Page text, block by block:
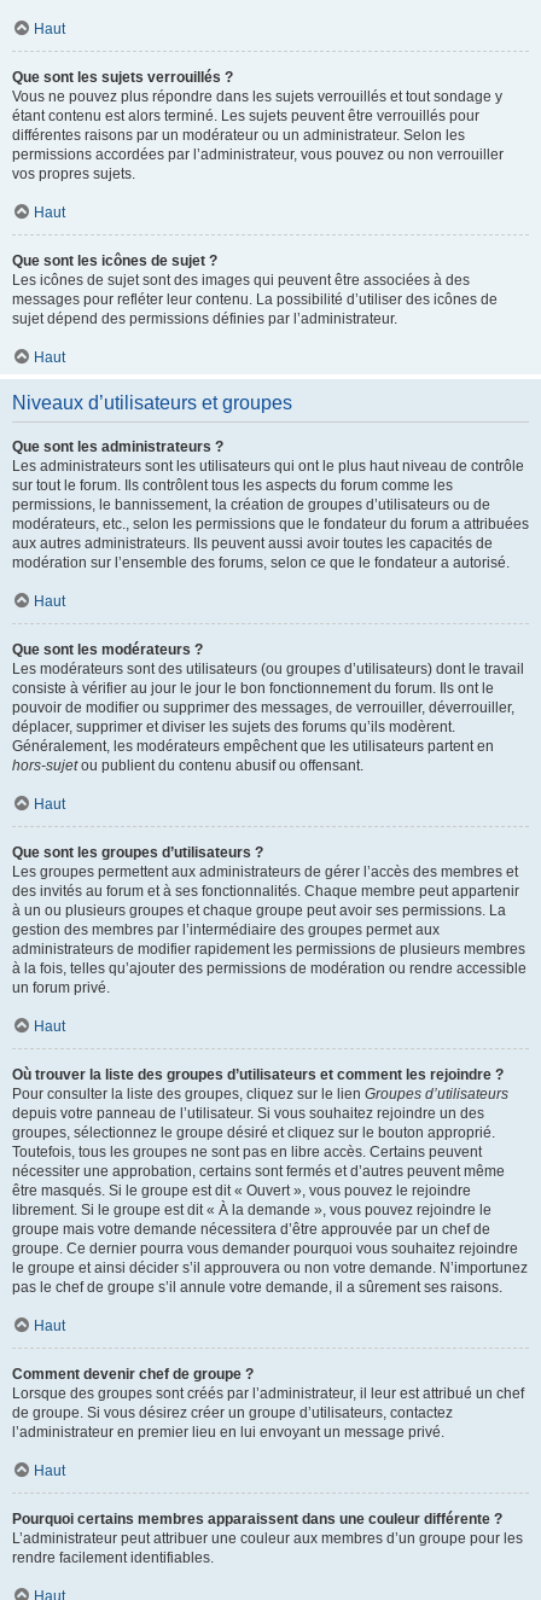
Haut
Que sont les sujets verrouillés ?
Vous ne pouvez plus répondre dans les sujets verrouillés et tout sondage y
étant contenu est alors terminé. Les sujets peuvent être verrouillés pour
différentes raisons par un modérateur ou un administrateur. Selon les
permissions accordées par l’administrateur, vous pouvez ou non verrouiller
vos propres sujets.
Haut
Que sont les icônes de sujet ?
Les icônes de sujet sont des images qui peuvent être associées à des
messages pour refléter leur contenu. La possibilité d’utiliser des icônes de
sujet dépend des permissions définies par l’administrateur.
Haut
Niveaux d’utilisateurs et groupes
Que sont les administrateurs ?
Les administrateurs sont les utilisateurs qui ont le plus haut niveau de contrôle
sur tout le forum. Ils contrôlent tous les aspects du forum comme les
permissions, le bannissement, la création de groupes d’utilisateurs ou de
modérateurs, etc., selon les permissions que le fondateur du forum a attribuées
aux autres administrateurs. Ils peuvent aussi avoir toutes les capacités de
modération sur l’ensemble des forums, selon ce que le fondateur a autorisé.
Haut
Que sont les modérateurs ?
Les modérateurs sont des utilisateurs (ou groupes d’utilisateurs) dont le travail
consiste à vérifier au jour le jour le bon fonctionnement du forum. Ils ont le
pouvoir de modifier ou supprimer des messages, de verrouiller, déverrouiller,
déplacer, supprimer et diviser les sujets des forums qu’ils modèrent.
Généralement, les modérateurs empêchent que les utilisateurs partent en
hors-sujetou publient du contenu abusif ou offensant.
Haut
Que sont les groupes d’utilisateurs ?
Les groupes permettent aux administrateurs de gérer l’accès des membres et
des invités au forum et à ses fonctionnalités. Chaque membre peut appartenir
à un ou plusieurs groupes et chaque groupe peut avoir ses permissions. La
gestion des membres par l’intermédiaire des groupes permet aux
administrateurs de modifier rapidement les permissions de plusieurs membres
à la fois, telles qu’ajouter des permissions de modération ou rendre accessible
un forum privé.
Haut
Où trouver la liste des groupes d’utilisateurs et comment les rejoindre ?
Pour consulter la liste des groupes, cliquez sur le lien Groupes d’utilisateurs
depuis votre panneau de l’utilisateur. Si vous souhaitez rejoindre un des
groupes, sélectionnez le groupe désiré et cliquez sur le bouton approprié.
Toutefois, tous les groupes ne sont pas en libre accès. Certains peuvent
nécessiter une approbation, certains sont fermés et d’autres peuvent même
être masqués. Si le groupe est dit « Ouvert », vous pouvez le rejoindre
librement. Si le groupe est dit « À la demande », vous pouvez rejoindre le
groupe mais votre demande nécessitera d’être approuvée par un chef de
groupe. Ce dernier pourra vous demander pourquoi vous souhaitez rejoindre
le groupe et ainsi décider s’il approuvera ou non votre demande. N’importunez
pas le chef de groupe s’il annule votre demande, il a sûrement ses raisons.
Haut
Comment devenir chef de groupe ?
Lorsque des groupes sont créés par l’administrateur, il leur est attribué un chef
de groupe. Si vous désirez créer un groupe d’utilisateurs, contactez
l’administrateur en premier lieu en lui envoyant un message privé.
Haut
Pourquoi certains membres apparaissent dans une couleur différente ?
L’administrateur peut attribuer une couleur aux membres d’un groupe pour les
rendre facilement identifiables.
Haut